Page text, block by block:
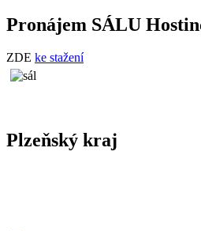
Pronájem SÁLU
ZDE ke stažení
Plzeňský kraj